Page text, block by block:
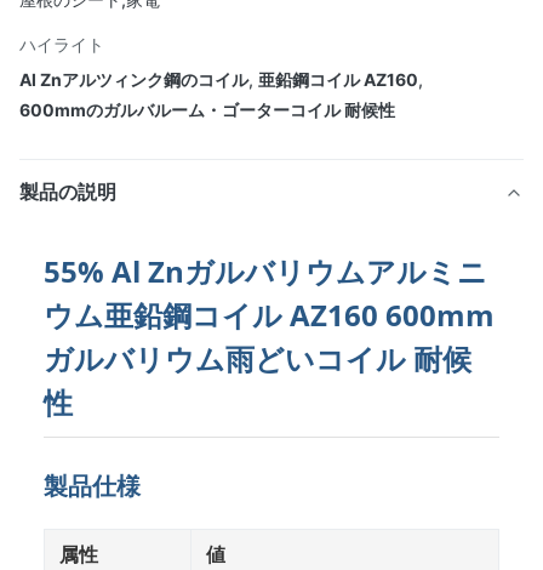
ハイライト
Al Znアルツィンク鋼のコイル, 亜鉛鋼コイル AZ160,
600mmのガルバルーム・ゴーターコイル 耐候性
製品の説明
55% Al Znガルバリウムアルミニ
ウム亜鉛鋼コイル AZ160 600mm
ガルバリウム雨どいコイル 耐候
性
製品仕様
属性 値